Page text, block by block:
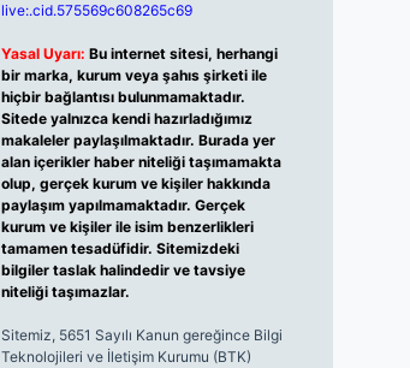
live:.cid.575569c608265c69
Yasal Uyarı: Bu internet sitesi, herhangi
bir marka, kurum veya şahıs şirketi ile
hiçbir bağlantısı bulunmamaktadır.
Sitede yalnızca kendi hazırladığımız
makaleler paylaşılmaktadır. Burada yer
alan içerikler haber niteliği taşımamakta
olup, gerçek kurum ve kişiler hakkında
paylaşım yapılmamaktadır. Gerçek
kurum ve kişiler ile isim benzerlikleri
tamamen tesadüfidir. Sitemizdeki
bilgiler taslak halindedir ve tavsiye
niteliği taşımazlar.
Sitemiz, 5651 Sayılı Kanun gereğince Bilgi
Teknolojileri ve İletişim Kurumu (BTK)